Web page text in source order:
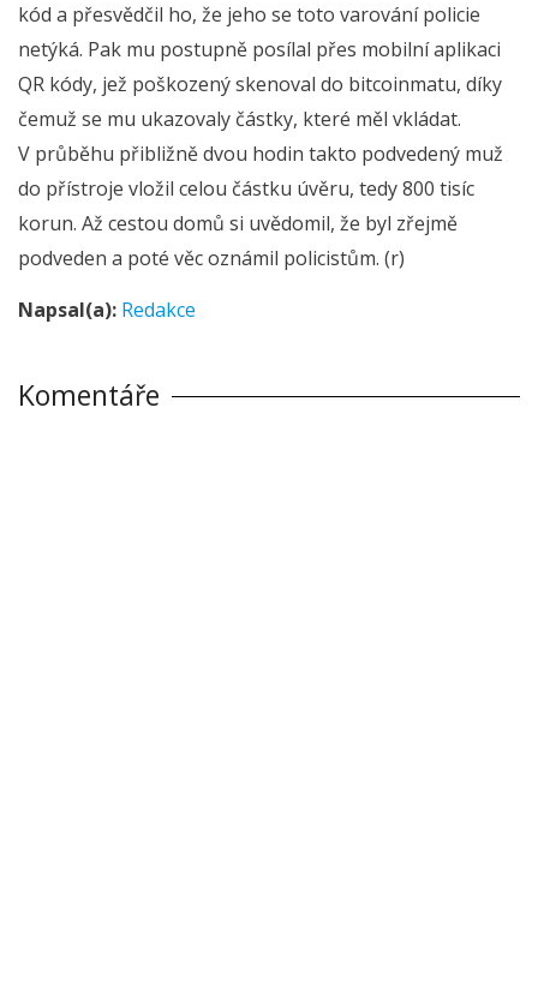
kód a přesvědčil ho, že jeho se toto varování policie
netýká. Pak mu postupně posílal přes mobilní aplikaci
QR kódy, jež poškozený skenoval do bitcoinmatu, díky
čemuž se mu ukazovaly částky, které měl vkládat.
V průběhu přibližně dvou hodin takto podvedený muž
do přístroje vložil celou částku úvěru, tedy 800 tisíc
korun. Až cestou domů si uvědomil, že byl zřejmě
podveden a poté věc oznámil policistům. (r)
Napsal(a): Redakce
Komentáře